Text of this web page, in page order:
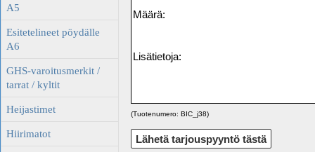
A5
Esitetelineet pöydälle
A6
GHS-varoitusmerkit /
tarrat / kyltit
Heijastimet
Hiirimatot
(Tuotenumero: BIC_j38)